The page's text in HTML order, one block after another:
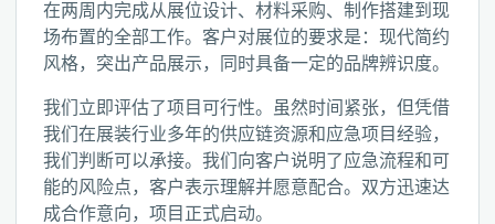
在两周内完成从展位设计、材料采购、制作搭建到现
场布置的全部工作。客户对展位的要求是：现代简约
风格，突出产品展示，同时具备一定的品牌辨识度。
我们立即评估了项目可行性。虽然时间紧张，但凭借
我们在展装行业多年的供应链资源和应急项目经验，
我们判断可以承接。我们向客户说明了应急流程和可
能的风险点，客户表示理解并愿意配合。双方迅速达
成合作意向，项目正式启动。